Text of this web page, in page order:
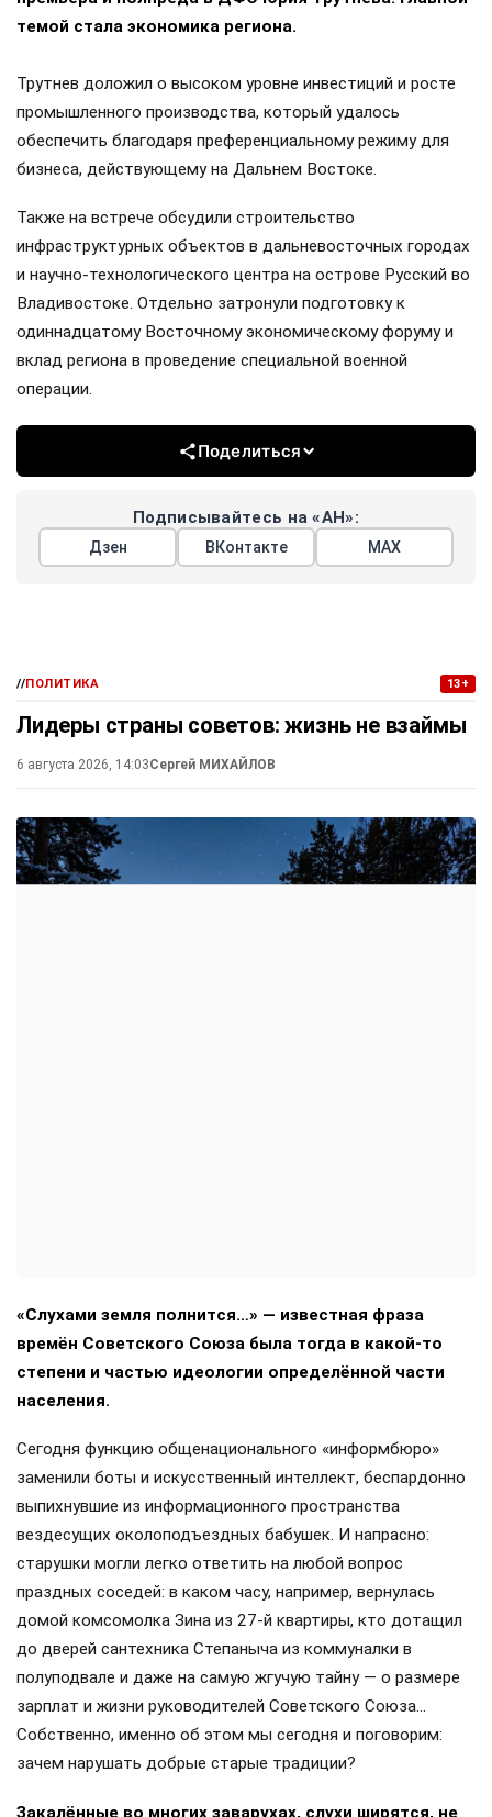
Президент Владимир Путин заслушал доклад вице-
премьера и полпреда в ДФО Юрия Трутнева. Главной
Трутнев доложил о высоком уровне инвестиций и росте
промышленного производства, который удалось
Также на встрече обсудили строительство
и научно-технологического центра на острове Русский во
Владивостоке. Отдельно затронули подготовку к
вклад региона в проведение специальной военной
операции.
«Слухами земля полнится…» — известная фраза
времён Советского Союза была тогда в какой-то